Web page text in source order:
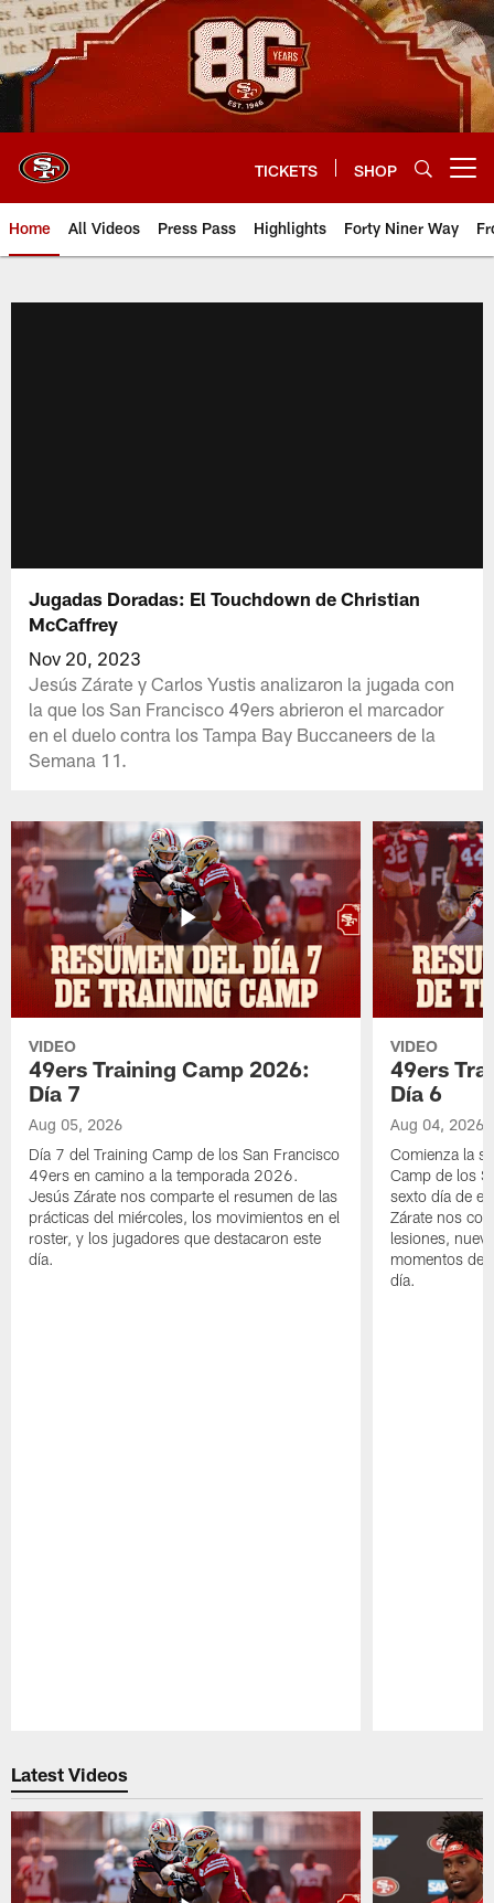
Skip
to
main
content
TICKETS SHOP
Home All Videos Press Pass Highlights Forty Niner Way
Jugadas Doradas: El Touchdown de Christian
McCaffrey
Nov 20, 2023
Jesús Zárate y Carlos Yustis analizaron la jugada con
la que los San Francisco 49ers abrieron el marcador
en el duelo contra los Tampa Bay Buccaneers de la
Semana 11.
VIDEO
49ers Training Camp 2026:
Día 7
Aug 05, 2026
Día 7 del Training Camp de los San Francisco
49ers en camino a la temporada 2026.
Jesús Zárate nos comparte el resumen de las
prácticas del miércoles, los movimientos en el
roster, y los jugadores que destacaron este
día.
VIDEO
49ers
Día 6
Aug 04, 2026
Comienza la
Camp de los
sexto día de
Zárate nos
lesiones,
momentos
día.
Latest Videos